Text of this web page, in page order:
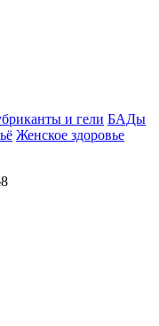
и гели БАДы
Женское здоровье